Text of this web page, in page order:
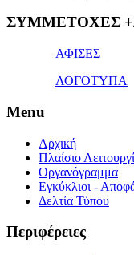
1x
ΣΥΜΜΕΤΟΧΕΣ
ΑΦΙΣΕΣ
ΛΟΓΟΤΥΠΑ
Menu
Αρχική
Πλαίσιο
Οργανόγραμμα
Εγκύκλιοι -
Δελτία Τύπου
Περιφέρειες